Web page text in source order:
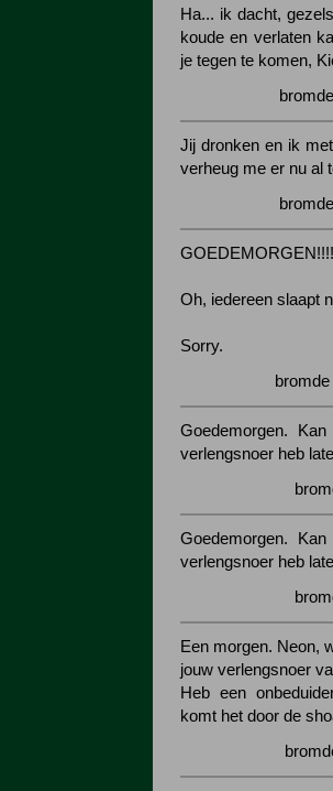
Ha... ik dacht,
koude en verlaten
je tegen te komen,
Jij dronken en ik
verheug me er nu al
GOEDEMORGEN!!!!
Oh, iedereen slaapt
Sorry.
Goedemorgen.
verlengsnoer heb
Goedemorgen.
verlengsnoer heb
Een morgen. Neon,
jouw verlengsnoer
Heb een
komt het door de